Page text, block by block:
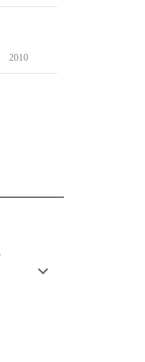
2010